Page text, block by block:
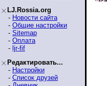
LJ.Rossia.org
- Новости сайта
- Общие настройки
- Sitemap
- Оплата
- ljr-fif
Редактировать...
- Настройки
- Список друзей